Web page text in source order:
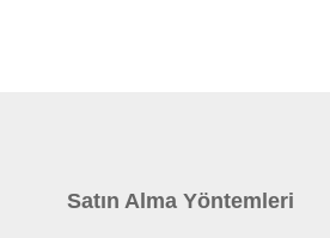
Satın Alma Yöntemleri